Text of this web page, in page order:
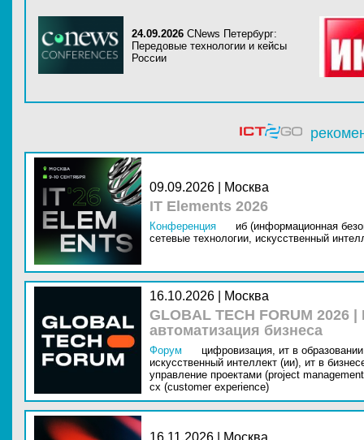
24.09.2026 CNews Петербург:
Передовые технологии и кейсы
России
09.09.2026 | Москва
IT Elements 2026
Конференция
иб (информационная
сетевые технологии, искусственный
16.10.2026 | Москва
GLOBAL TECH FORUM
автоматизация бизнеса
Форум цифровизация, ит в
искусственный интеллект (ии), ит в
управление проектами (project
cx (customer experience)
16.11.2026 | Москва